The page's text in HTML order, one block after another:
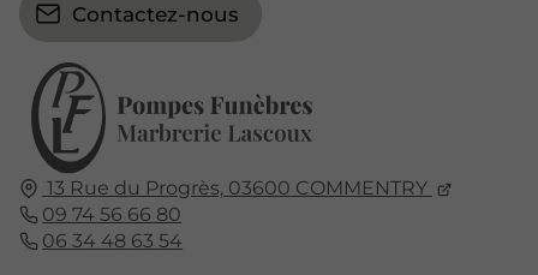
13 Rue du Progrès, 03600 COMMENTRY
09 74 56 66 80
06 34 48 63 54
Contactez-nous